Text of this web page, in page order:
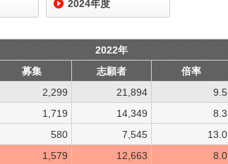
2024年度
2022年
募集
志願者 倍率
2,299 21,894 9.5
1,719 14,349 8.3
580 7,545 13.0
1,579 12,663 8.0